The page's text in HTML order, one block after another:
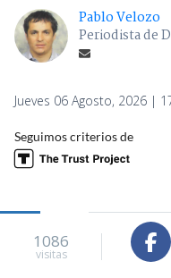
Pablo Velozo
Periodista de
Jueves 06 Agosto, 2026 |
Seguimos criterios de
1086
visitas